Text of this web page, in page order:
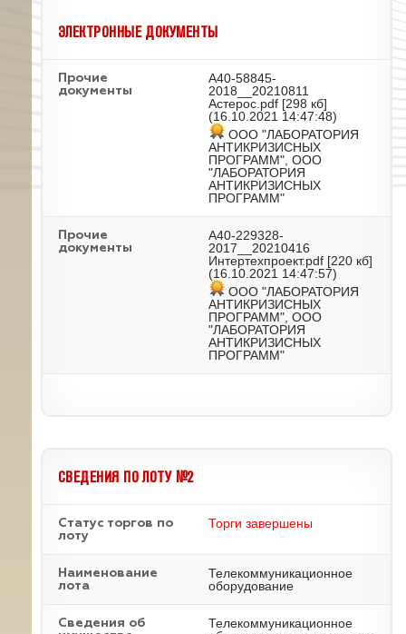
ЭЛЕКТРОННЫЕ ДОКУМЕНТЫ
Прочие
документы
А40-58845-
2018__20210811
Астерос.pdf [298 кб]
(16.10.2021 14:47:48)
ООО "ЛАБОРАТОРИЯ
АНТИКРИЗИСНЫХ
ПРОГРАММ", ООО
"ЛАБОРАТОРИЯ
АНТИКРИЗИСНЫХ
ПРОГРАММ"
Прочие
документы
А40-229328-
2017__20210416
Интертехпроект.pdf [220 кб]
(16.10.2021 14:47:57)
ООО "ЛАБОРАТОРИЯ
АНТИКРИЗИСНЫХ
ПРОГРАММ", ООО
"ЛАБОРАТОРИЯ
АНТИКРИЗИСНЫХ
ПРОГРАММ"
СВЕДЕНИЯ ПО ЛОТУ №2
Статус торгов по
лоту
Торги завершены
Наименование
лота
Телекоммуникационное
оборудование
Cведения об
Телекоммуникационное